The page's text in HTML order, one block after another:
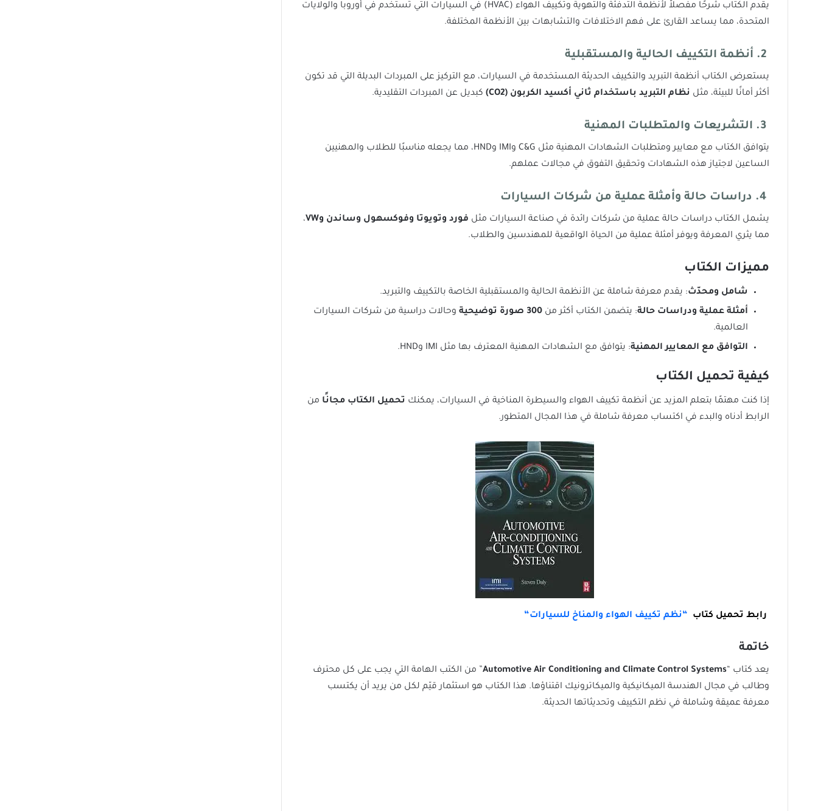
يقدم الكتاب شرحًا مفصلاً لأنظمة التدفئة والتهوية وتكييف الهواء (HVAC) في السيارات التي تُستخدم في أوروبا والولايات
المتحدة، مما يساعد القارئ على فهم الاختلافات والتشابهات بين الأنظمة المختلفة.
2. أنظمة التكييف الحالية والمستقبلية
يستعرض الكتاب أنظمة التبريد والتكييف الحديثة المستخدمة في السيارات، مع التركيز على المبردات البديلة التي قد تكون
أكثر أمانًا للبيئة، مثل نظام التبريد باستخدام ثاني أكسيد الكربون (CO2) كبديل عن المبردات التقليدية.
3. التشريعات والمتطلبات المهنية
يتوافق الكتاب مع معايير ومتطلبات الشهادات المهنية مثل C&G وIMI وHND، مما يجعله مناسبًا للطلاب والمهنيين
الساعين لاجتياز هذه الشهادات وتحقيق التفوق في مجالات عملهم.
4. دراسات حالة وأمثلة عملية من شركات السيارات
يشمل الكتاب دراسات حالة عملية من شركات رائدة في صناعة السيارات مثل فورد وتويوتا وفوكسهول وساندن وVW
،
مما يثري المعرفة ويوفر أمثلة عملية من الحياة الواقعية للمهندسين والطلاب.
مميزات الكتاب
شامل ومحدّث: يقدم معرفة شاملة عن الأنظمة الحالية والمستقبلية الخاصة بالتكييف والتبريد.
أمثلة عملية ودراسات حالة: يتضمن الكتاب أكثر من 300 صورة توضيحية
وحالات دراسية من شركات السيارات
العالمية.
التوافق مع المعايير المهنية: يتوافق مع الشهادات المهنية المعترف بها مثل IMI وHND.
كيفية تحميل الكتاب
إذا كنت مهتمًا بتعلم المزيد عن أنظمة تكييف الهواء والسيطرة المناخية في السيارات، يمكنك تحميل الكتاب مجانًا من
الرابط أدناه والبدء في اكتساب معرفة شاملة في هذا المجال المتطور.
رابط تحميل كتاب “نظم تكييف الهواء والمناخ للسيارات“
خاتمة
يعد كتاب “Automotive Air Conditioning and Climate Control Systems” من الكتب الهامة التي يجب على كل محترف
وطالب في مجال الهندسة الميكانيكية والميكاترونيك اقتناؤها. هذا الكتاب هو استثمار قيّم لكل من يريد أن يكتسب
معرفة عميقة وشاملة في نظم التكييف وتحديثاتها الحديثة.